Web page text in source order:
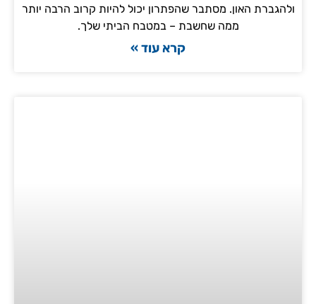
ולהגברת האון. מסתבר שהפתרון יכול להיות קרוב הרבה יותר
ממה שחשבת – במטבח הביתי שלך.
קרא עוד »